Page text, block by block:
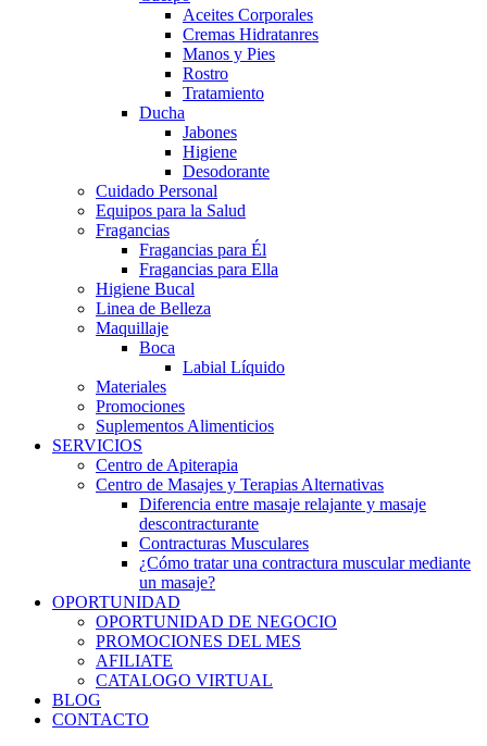
Aceites Corporales
Cremas Hidratanres
Manos y Pies
Rostro
Tratamiento
Ducha
Jabones
Higiene
Desodorante
Cuidado Personal
Equipos para la Salud
Fragancias
Fragancias para Él
Fragancias para Ella
Higiene Bucal
Linea de Belleza
Maquillaje
Boca
Labial Líquido
Materiales
Promociones
Suplementos Alimenticios
SERVICIOS
Centro de Apiterapia
Centro de Masajes y Terapias Alternativas
Diferencia entre masaje relajante y masaje
descontracturante
Contracturas Musculares
¿Cómo tratar una contractura muscular mediante
un masaje?
OPORTUNIDAD
OPORTUNIDAD DE NEGOCIO
PROMOCIONES DEL MES
AFILIATE
CATALOGO VIRTUAL
BLOG
CONTACTO